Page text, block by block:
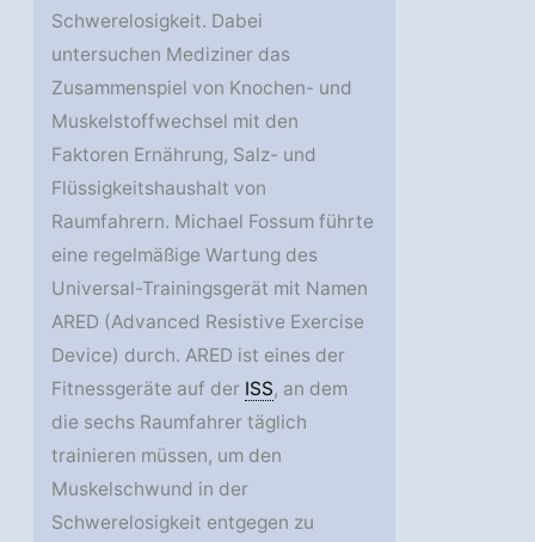
Schwerelosigkeit. Dabei
untersuchen Mediziner das
Zusammenspiel von Knochen- und
Muskelstoffwechsel mit den
Faktoren Ernährung, Salz- und
Flüssigkeitshaushalt von
Raumfahrern. Michael Fossum führte
eine regelmäßige Wartung des
Universal-Trainingsgerät mit Namen
ARED (Advanced Resistive Exercise
Device) durch. ARED ist eines der
Fitnessgeräte auf der ISS, an dem
die sechs Raumfahrer täglich
trainieren müssen, um den
Muskelschwund in der
Schwerelosigkeit entgegen zu